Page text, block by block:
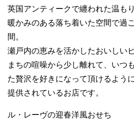
英国アンティークで纏われた温も
暖かみのある落ち着いた空間で過
間。
瀬戸内の恵みを活かしたおいしい
まちの喧噪から少し離れて、いつ
た贅沢を好きになって頂けるよう
提供されているお店です。
ル・レーヴの迎春洋風おせち